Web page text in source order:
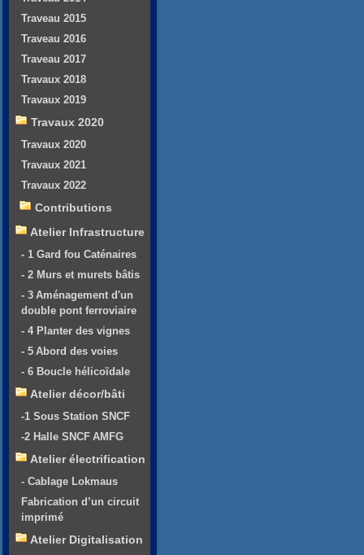
Traveau 2015
Traveau 2016
Traveau 2017
Travaux 2018
Travaux 2019
Travaux 2020
Travaux 2020
Travaux 2021
Travaux 2022
Contributions
Atelier Infrastructure
- 1 Gard fou Caténaires
- 2 Murs et murets bâtis
- 3 Aménagement d'un
double pont ferroviaire
- 4 Planter des vignes
- 5 Abord des voies
- 6 Boucle hélicoïdale
Atelier décor/bâti
-1 Sous Station SNCF
-2 Halle SNCF AMFG
Atelier électrification
- Cablage Lokmaus
Fabrication d’un circuit
imprimé
Atelier Digitalisation